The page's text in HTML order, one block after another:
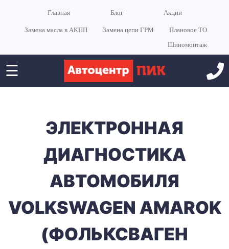
Главная Блог Акции
Замена масла в АКПП Замена цепи ГРМ
Плановое ТО
Шиномонтаж
☰
ЭЛЕКТРОННАЯ
ДИАГНОСТИКА
АВТОМОБИЛЯ
VOLKSWAGEN AMAROK
(ФОЛЬКСВАГЕН